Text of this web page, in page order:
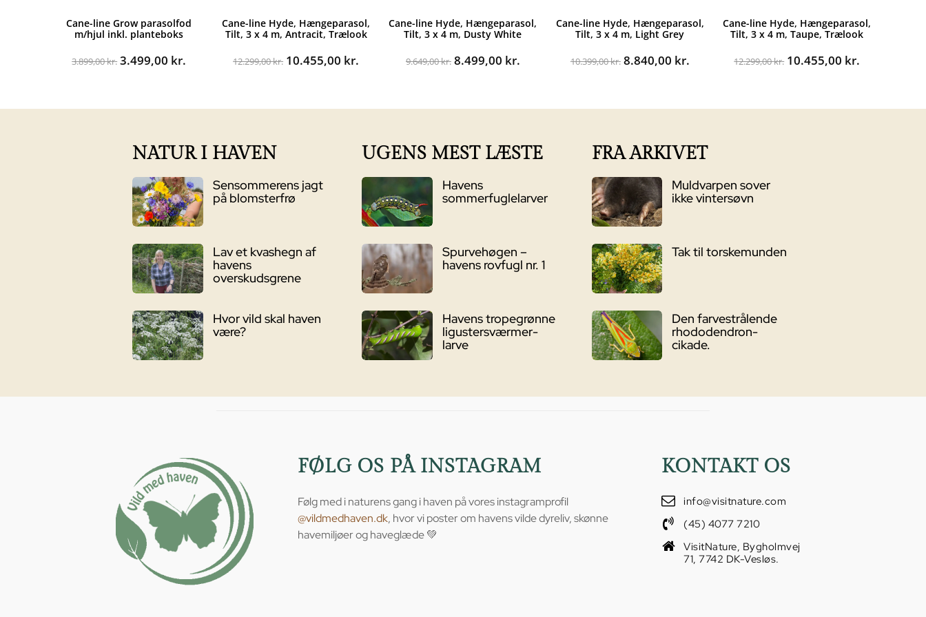
Cane-line Grow parasolfod
m/hjul inkl. planteboks
3.899,00kr. Den
3.499,00 kr.
Cane-line Hyde, Hængeparasol,
Tilt, 3 x 4 m, Antracit, Trælook
12.299,00kr. Den
10.455,00 kr.
Cane-line Hyde, Hængeparasol,
Tilt, 3 x 4 m, Dusty White
9.649,00kr. Den
8.499,00 kr.Den
Cane-line Hyde, Hængeparasol,
Tilt, 3 x 4 m, Light Grey
10.399,00kr. Den
8.840,00 kr.Den
Cane-line Hyde, Hængeparasol,
Tilt, 3 x 4 m, Taupe, Trælook
12.299,00kr. Den
10.455,00 kr.
NATUR I HAVEN
Sensommerens jagt
på blomsterfrø
Lav et kvashegn af
havens
overskudsgrene
Hvor vild skal haven
være?
UGENS MEST LÆSTE
Havens
sommerfuglelarver
Spurvehøgen –
havens rovfugl nr. 1
Havens tropegrønne
ligustersværmer-
larve
FRA ARKIVET
Muldvarpen sover
ikke vintersøvn
Tak til torskemunden
Den farvestrålende
rhododendron-
cikade.
FØLG OS PÅ INSTAGRAM
Følg med i naturens gang i haven på vores instagramprofil
@vildmedhaven.dk, hvor vi poster om havens vilde dyreliv, skønne
havemiljøer og haveglæde 💚
KONTAKT OS
info@visitnature.com
(45) 4077 7210
VisitNature, Bygholmvej
71, 7742 DK-Vesløs.